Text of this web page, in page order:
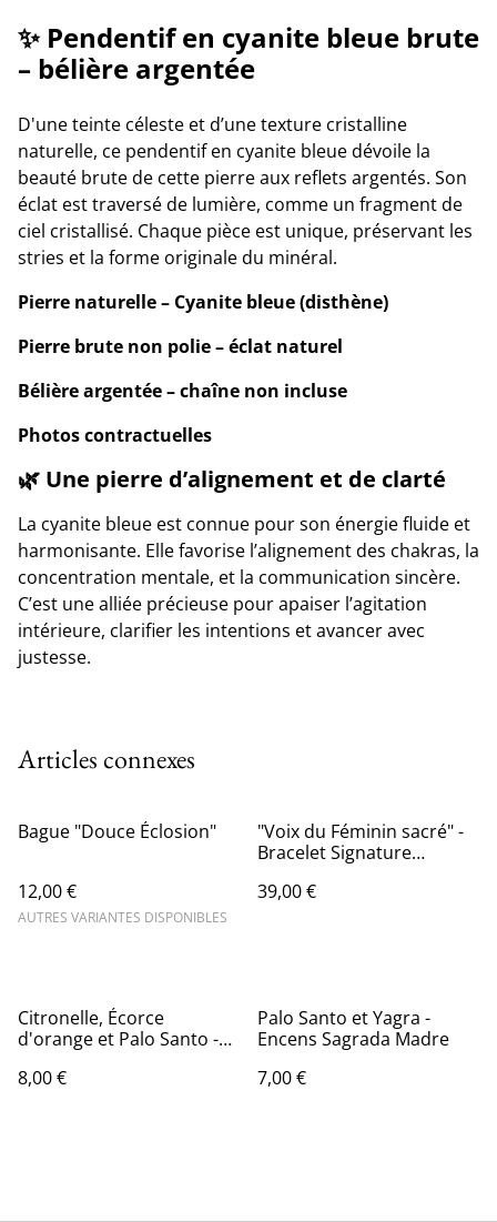
✨ Pendentif en cyanite bleue brute
– bélière argentée
D'une teinte céleste et d’une texture cristalline
naturelle, ce pendentif en cyanite bleue dévoile la
beauté brute de cette pierre aux reflets argentés. Son
éclat est traversé de lumière, comme un fragment de
ciel cristallisé. Chaque pièce est unique, préservant les
stries et la forme originale du minéral.
Pierre naturelle – Cyanite bleue (disthène)
Pierre brute non polie – éclat naturel
Bélière argentée – chaîne non incluse
Photos contractuelles
🌿 Une pierre d’alignement et de clarté
La cyanite bleue est connue pour son énergie fluide et
harmonisante. Elle favorise l’alignement des chakras, la
concentration mentale, et la communication sincère.
C’est une alliée précieuse pour apaiser l’agitation
intérieure, clarifier les intentions et avancer avec
justesse.
Articles connexes
Bague "Douce Éclosion"
12,00 €
AUTRES VARIANTES DISPONIBLES
"Voix du Féminin sacré" -
Bracelet Signature
39,00 €
Citronelle, Écorce
d'orange et Palo Santo -
8,00 €
Palo Santo et Yagra -
Encens Sagrada Madre
7,00 €